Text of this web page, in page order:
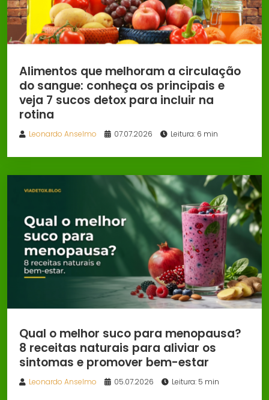
Alimentos que melhoram a circulação
do sangue: conheça os principais e
veja 7 sucos detox para incluir na
rotina
Leonardo Anselmo 07.07.2026 Leitura: 6 min
Qual o melhor suco para menopausa?
8 receitas naturais para aliviar os
sintomas e promover bem-estar
Leonardo Anselmo 05.07.2026 Leitura: 5 min